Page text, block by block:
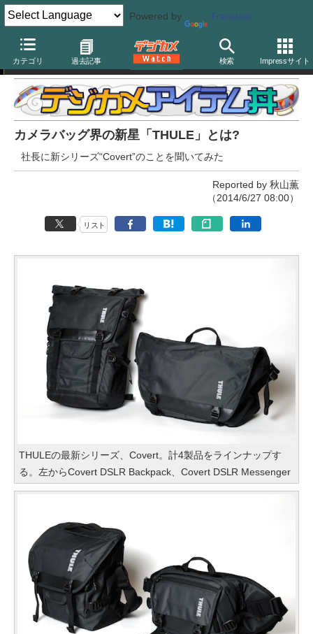
Powered by Translate
カテゴリ 過去記事 検索 Impressサイト
デジカメアイテム丼
カメラバッグ界の新星「THULE」とは?
社長に新シリーズ“Covert”のことを聞いてみた
Reported by 秋山薫
（2014/6/27 08:00）
リスト
THULEの最新シリーズ、Covert。計4製品をラインナップす
る。左からCovert DSLR Backpack、Covert DSLR Messenger